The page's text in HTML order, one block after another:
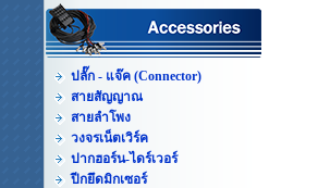
ปลั๊ก - แจ๊ค (Connector)
สายสัญญาณ
สายลำโพง
วงจรเน็ตเวิร์ค
ปากฮอร์น-ไดร์เวอร์
ปีกยึดมิกเซอร์